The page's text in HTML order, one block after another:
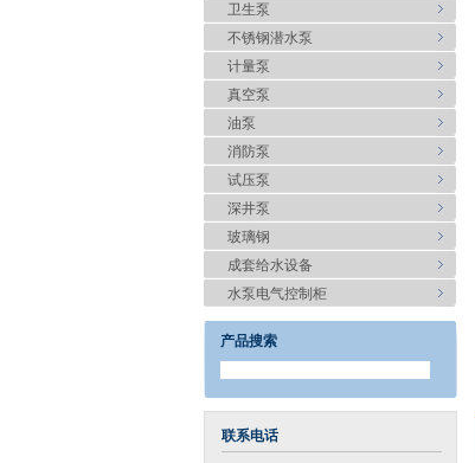
卫生泵
不锈钢潜水泵
计量泵
真空泵
油泵
消防泵
试压泵
深井泵
玻璃钢
成套给水设备
水泵电气控制柜
产品搜索
联系电话